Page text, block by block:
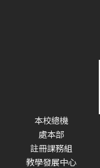
本校總機
處本部
註冊課務組
教學發展中心